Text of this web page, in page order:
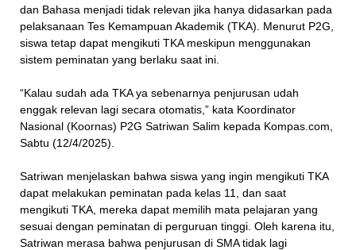
dan Bahasa menjadi tidak relevan jika hanya didasarkan pada
pelaksanaan Tes Kemampuan Akademik (TKA). Menurut P2G,
siswa tetap dapat mengikuti TKA meskipun menggunakan
sistem peminatan yang berlaku saat ini.
“Kalau sudah ada TKA ya sebenarnya penjurusan udah
enggak relevan lagi secara otomatis,” kata Koordinator
Nasional (Koornas) P2G Satriwan Salim kepada Kompas.com,
Sabtu (12/4/2025).
Satriwan menjelaskan bahwa siswa yang ingin mengikuti TKA
dapat melakukan peminatan pada kelas 11, dan saat
mengikuti TKA, mereka dapat memilih mata pelajaran yang
sesuai dengan peminatan di perguruan tinggi. Oleh karena itu,
Satriwan merasa bahwa penjurusan di SMA tidak lagi